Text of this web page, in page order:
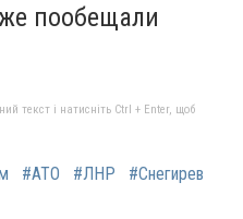
пообещали
текст і натисніть Ctrl + Enter, щоб
#АТО #ЛНР #Снегирев